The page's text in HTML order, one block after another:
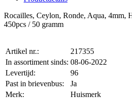
Rocailles, Ceylon, Ronde, Aqua, 4mm,
450pcs / 50 gramm
Artikel nr.:
217355
In assortiment sinds: 08-06-2022
Levertijd:
96
Past in brievenbus:
Ja
Merk:
Huismerk